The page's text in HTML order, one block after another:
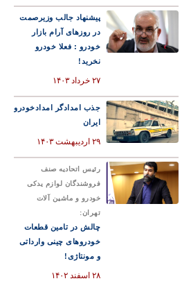
پیشنهاد جالب وزیرصمت
در روزهای آرام بازار
خودرو : فعلا خودرو
نخرید!
۲۷ خرداد ۱۴۰۳
جذب امدادگر امدادخودرو
ایران
۲۹ اردیبهشت ۱۴۰۳
رئیس اتحادیه صنف
فروشندگان لوازم یدکی
خودرو و ماشین آلات
تهران:
چالش در تامین قطعات
خودروهای چینی وارداتی
و مونتاژی!
۲۸ اسفند ۱۴۰۲